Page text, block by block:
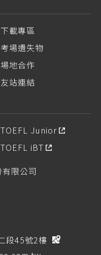
下載專區
考場遺失物
場地合作
友站連結
TOEFL Junior
TOEFL iBT
限公司
段45號2樓